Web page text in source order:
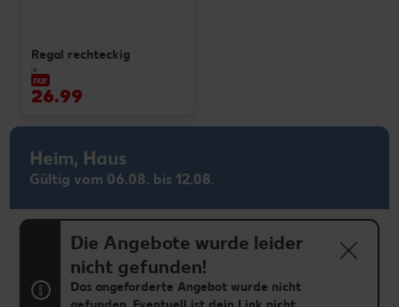
Regal rechteckig
je
nur
26.99
Heim, Haus
Gültig vom 06.08. bis 12.08.
Die Angebote wurde leider
nicht gefunden!
Das angeforderte Angebot wurde nicht